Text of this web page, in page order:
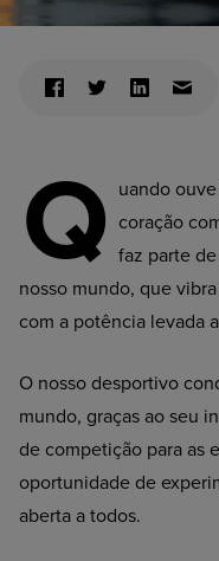
Q uando
coração
faz parte
nosso mundo, que
com a potência levada
O nosso desportivo
mundo, graças ao seu
de competição para as
oportunidade de
aberta a todos.